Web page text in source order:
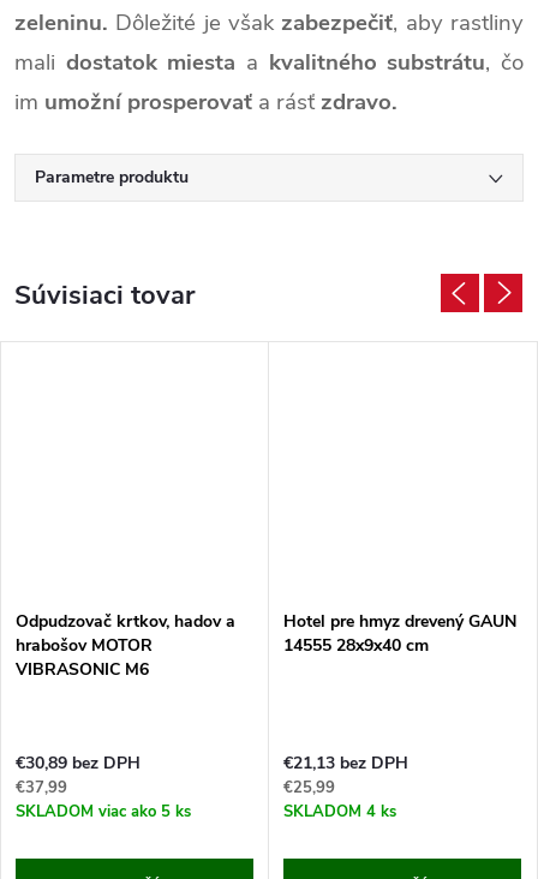
zeleninu. Dôležité je však zabezpečiť, aby rastliny
mali dostatok miesta a kvalitného substrátu, čo
im umožní prosperovať a rásťzdravo.
Parametre produktu
Súvisiaci tovar
Odpudzovač krtkov, hadov a
hrabošov MOTOR
VIBRASONIC M6
€30,89 bez DPH
€37,99
SKLADOM viac ako 5 ks
Hotel pre hmyz drevený GAUN
14555 28x9x40 cm
€21,13 bez DPH
€25,99
SKLADOM 4 ks